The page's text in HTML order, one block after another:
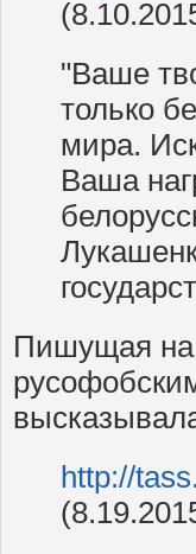
"Ваше
только
мира.
Ваша
Пишущая на
http://